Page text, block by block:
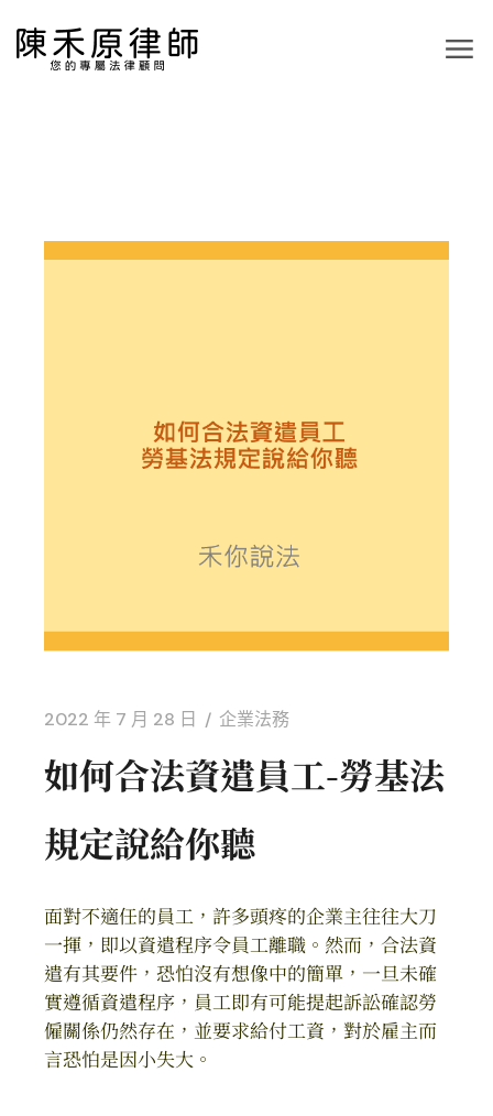
2022 年 7 月 28 日 企業法務
如何合法資遣員工-勞基法
規定說給你聽
面對不適任的員工，許多頭疼的企業主往往大刀
一揮，即以資遣程序令員工離職。然而，合法資
遣有其要件，恐怕沒有想像中的簡單，一旦未確
實遵循資遣程序，員工即有可能提起訴訟確認勞
僱關係仍然存在，並要求給付工資，對於雇主而
言恐怕是因小失大。